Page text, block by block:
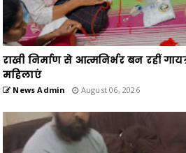
राखी निर्माण से आत्मनिर्भर बन रहीं
महिलाएं
News Admin August 06, 2026